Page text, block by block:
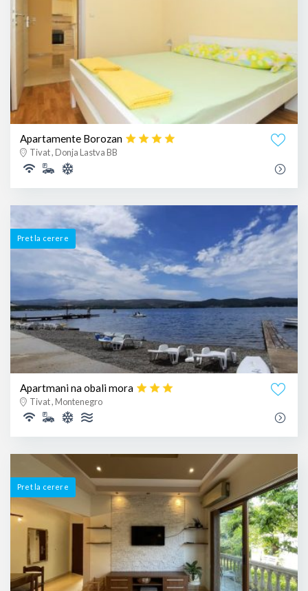
Apartamente Borozan
Tivat , Donja Lastva BB
Pret la cerere
Apartmani na obali mora
Tivat , Montenegro
Pret la cerere